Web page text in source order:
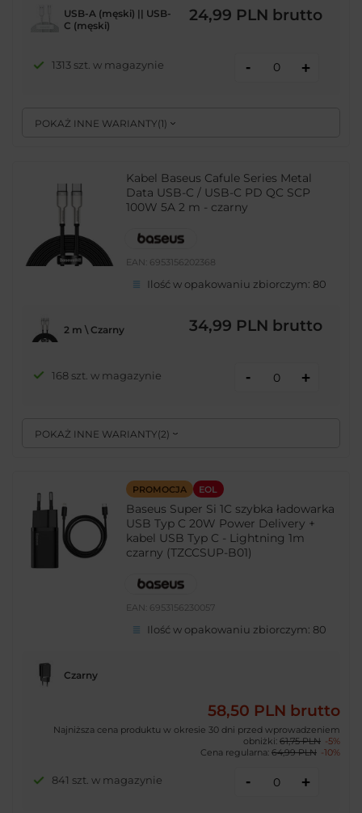
POKAŻ INNE WARIANTY( 1)
USB-A (męski) || USB-
C (męski)
24,99 PLN brutto
1313 szt. w magazynie - +
Kabel Baseus Cafule Series Metal
Data USB-C / USB-C PD QC SCP
100W 5A 2 m - czarny
EAN: 6953156202368
Ilość w opakowaniu zbiorczym: 80
POKAŻ INNE WARIANTY(2)
2 m \ Czarny 34,99 PLN brutto
168 szt. w magazynie - +
PROMOCJA EOL
Baseus Super Si 1C szybka ładowarka
USB Typ C 20W Power Delivery +
kabel USB Typ C - Lightning 1m
czarny (TZCCSUP-B01)
EAN: 6953156230057
Ilość w opakowaniu zbiorczym: 80
Czarny
58,50 PLN brutto
Najniższa cena produktu w okresie 30 dni przed wprowadzeniem
obniżki: 61,75 PLN -5%
Cena regularna: 64,99 PLN -10%
841 szt. w magazynie - +